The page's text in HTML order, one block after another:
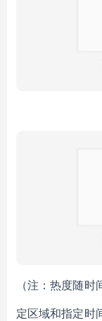
（注：热度随
定区域和指定时